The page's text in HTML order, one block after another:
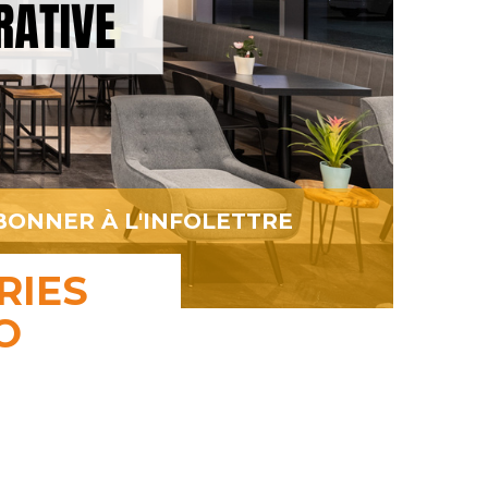
À L'INFOLETTRE